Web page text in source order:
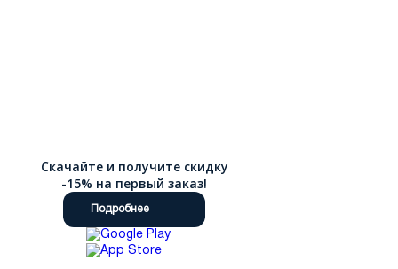
Скачайте и получите скидку
-15% на первый заказ!
Подробнее